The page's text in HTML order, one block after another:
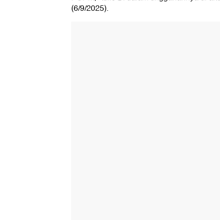
(6/9/2025).